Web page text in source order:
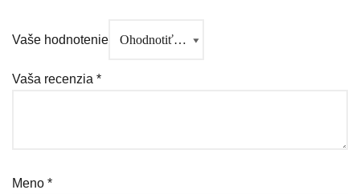
Vaše hodnotenie
Vaša recenzia *
Meno *